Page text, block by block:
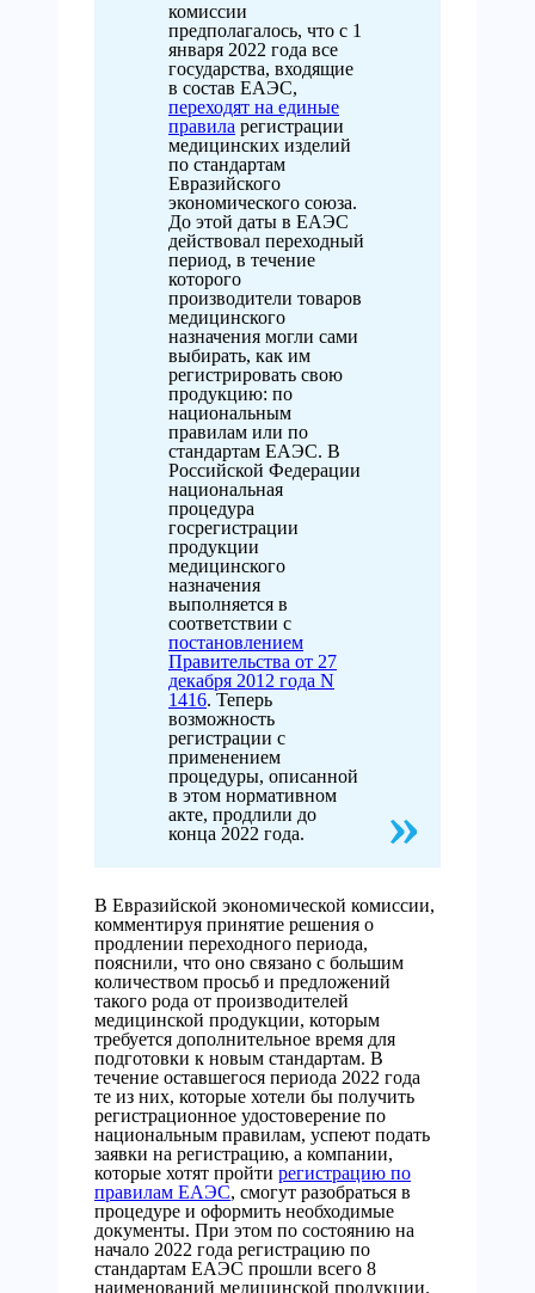
комиссии
предполагалось, что с 1
января 2022 года все
государства, входящие
в состав ЕАЭС,
переходят на единые
правила регистрации
медицинских изделий
по стандартам
Евразийского
экономического союза.
До этой даты в ЕАЭС
действовал переходный
период, в течение
которого
производители товаров
медицинского
назначения могли сами
выбирать, как им
регистрировать свою
продукцию: по
национальным
правилам или по
стандартам ЕАЭС. В
Российской Федерации
национальная
процедура
госрегистрации
продукции
медицинского
назначения
выполняется в
соответствии с
постановлением
Правительства от 27
декабря 2012 года N
1416. Теперь
возможность
регистрации с
применением
процедуры, описанной
в этом нормативном
акте, продлили до
конца 2022 года.
В Евразийской экономической комиссии,
комментируя принятие решения о
продлении переходного периода,
пояснили, что оно связано с большим
количеством просьб и предложений
такого рода от производителей
медицинской продукции, которым
требуется дополнительное время для
подготовки к новым стандартам. В
течение оставшегося периода 2022 года
те из них, которые хотели бы получить
регистрационное удостоверение по
национальным правилам, успеют подать
заявки на регистрацию, а компании,
которые хотят пройти регистрацию по
правилам ЕАЭС, смогут разобраться в
процедуре и оформить необходимые
документы. При этом по состоянию на
начало 2022 года регистрацию по
стандартам ЕАЭС прошли всего 8
наименований медицинской продукции.